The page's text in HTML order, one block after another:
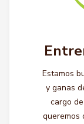
Estamos
y ganas
cargo
queremos